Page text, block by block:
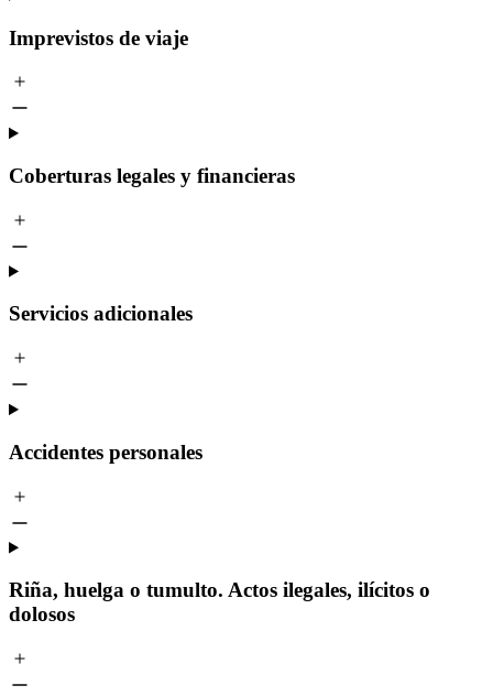
Imprevistos de viaje
Coberturas legales y financieras
Servicios adicionales
Accidentes personales
Riña, huelga o tumulto. Actos ilegales, ilícitos o
dolosos